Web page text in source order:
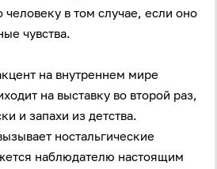
в том случае, если оно
чувства.
на внутреннем мире
на выставку во второй раз,
и запахи из детства.
ностальгические
наблюдателю настоящим